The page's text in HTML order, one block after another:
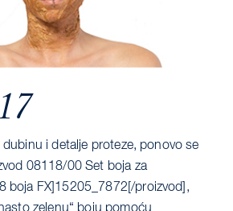
dubinu i detalje proteze, ponovo se
08118/00 Set boja za
boja FX]15205_7872[/proizvod],